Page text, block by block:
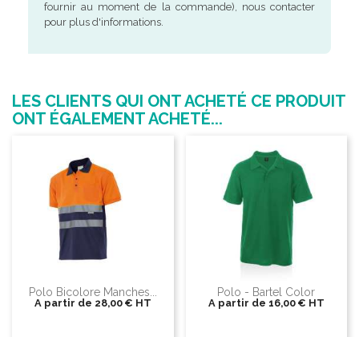
fournir au moment de la commande), nous contacter
pour plus d'informations.
LES CLIENTS QUI ONT ACHETÉ CE PRODUIT
ONT ÉGALEMENT ACHETÉ...
Polo Bicolore Manches...
A partir de 28,00 € HT
Polo - Bartel Color
A partir de 16,00 € HT